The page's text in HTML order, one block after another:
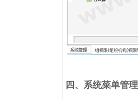
四、系统菜单管理